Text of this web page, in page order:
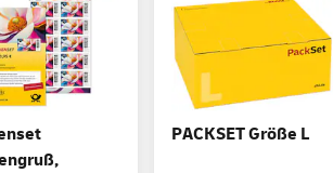
PACKSET Größe L